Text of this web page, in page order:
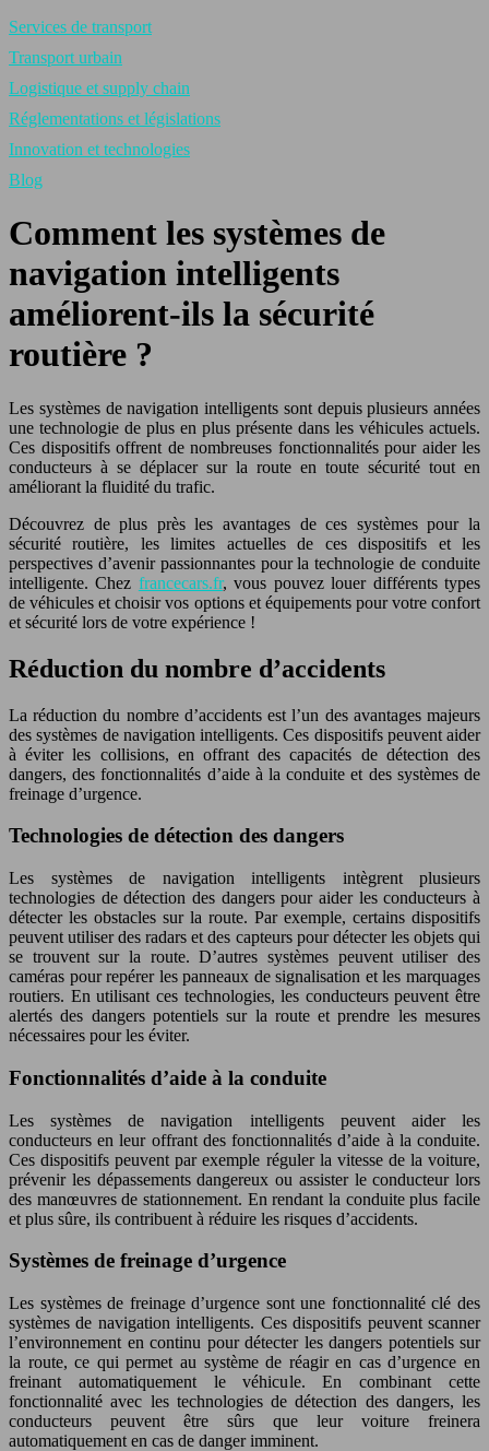
Services de transport
Transport urbain
Logistique et supply chain
Réglementations et législations
Innovation et technologies
Blog
Comment les systèmes de
navigation intelligents
améliorent-ils la sécurité
routière ?
Les systèmes de navigation intelligents sont depuis plusieurs années
une technologie de plus en plus présente dans les véhicules actuels.
Ces dispositifs offrent de nombreuses fonctionnalités pour aider les
conducteurs à se déplacer sur la route en toute sécurité tout en
améliorant la fluidité du trafic.
Découvrez de plus près les avantages de ces systèmes pour la
sécurité routière, les limites actuelles de ces dispositifs et les
perspectives d’avenir passionnantes pour la technologie de conduite
intelligente. Chez francecars.fr, vous pouvez louer différents types
de véhicules et choisir vos options et équipements pour votre confort
et sécurité lors de votre expérience !
Réduction du nombre d’accidents
La réduction du nombre d’accidents est l’un des avantages majeurs
des systèmes de navigation intelligents. Ces dispositifs peuvent aider
à éviter les collisions, en offrant des capacités de détection des
dangers, des fonctionnalités d’aide à la conduite et des systèmes de
freinage d’urgence.
Technologies de détection des dangers
Les systèmes de navigation intelligents intègrent plusieurs
technologies de détection des dangers pour aider les conducteurs à
détecter les obstacles sur la route. Par exemple, certains dispositifs
peuvent utiliser des radars et des capteurs pour détecter les objets qui
se trouvent sur la route. D’autres systèmes peuvent utiliser des
caméras pour repérer les panneaux de signalisation et les marquages
routiers. En utilisant ces technologies, les conducteurs peuvent être
alertés des dangers potentiels sur la route et prendre les mesures
nécessaires pour les éviter.
Fonctionnalités d’aide à la conduite
Les systèmes de navigation intelligents peuvent aider les
conducteurs en leur offrant des fonctionnalités d’aide à la conduite.
Ces dispositifs peuvent par exemple réguler la vitesse de la voiture,
prévenir les dépassements dangereux ou assister le conducteur lors
des manœuvres de stationnement. En rendant la conduite plus facile
et plus sûre, ils contribuent à réduire les risques d’accidents.
Systèmes de freinage d’urgence
Les systèmes de freinage d’urgence sont une fonctionnalité clé des
systèmes de navigation intelligents. Ces dispositifs peuvent scanner
l’environnement en continu pour détecter les dangers potentiels sur
la route, ce qui permet au système de réagir en cas d’urgence en
freinant automatiquement le véhicule. En combinant cette
fonctionnalité avec les technologies de détection des dangers, les
conducteurs peuvent être sûrs que leur voiture freinera
automatiquement en cas de danger imminent.